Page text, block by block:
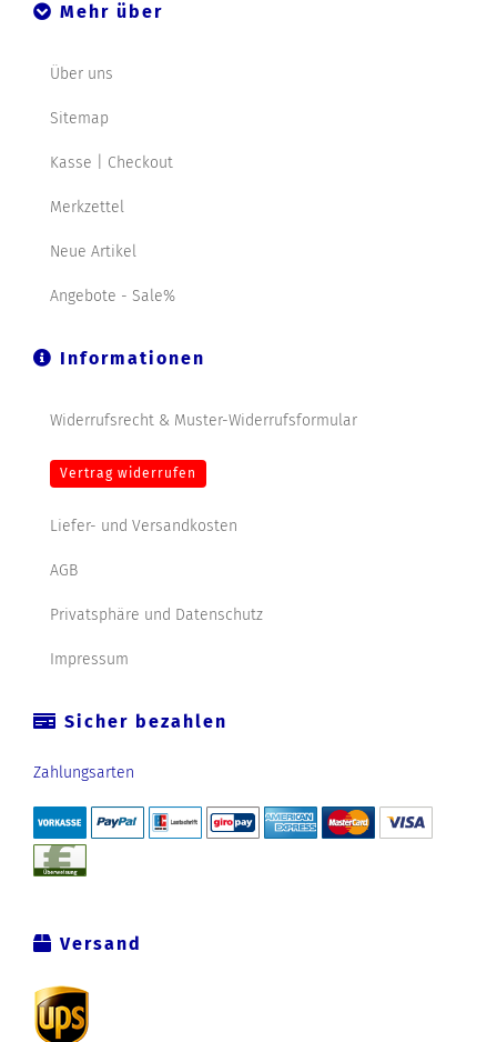
Mehr über
Über uns
Sitemap
Kasse | Checkout
Merkzettel
Neue Artikel
Angebote - Sale%
Informationen
Widerrufsrecht & Muster-Widerrufsformular
Vertrag widerrufen
Liefer- und Versandkosten
AGB
Privatsphäre und Datenschutz
Impressum
Sicher bezahlen
Zahlungsarten
Versand